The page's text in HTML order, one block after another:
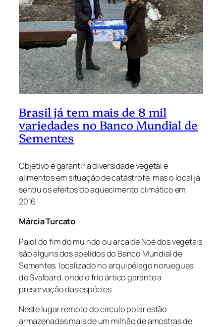
Brasil já tem mais de 8 mil
variedades no Banco Mundial de
Sementes
Objetivo é garantir a diversidade vegetal e
alimentos em situação de catástrofe, mas o local já
sentiu os efeitos do aquecimento climático em
2016
Márcia Turcato
Paiol do fim do mu ndo ou arca de Noé dos vegetais
são alguns dos apelidos do Banco Mundial de
Sementes, localizado no arquipélago noruegues
de Svalbard, onde o frio ártico garante a
preservação das espécies.
Neste lugar remoto do círculo polar estão
armazenadas mais de um milhão de amostras de